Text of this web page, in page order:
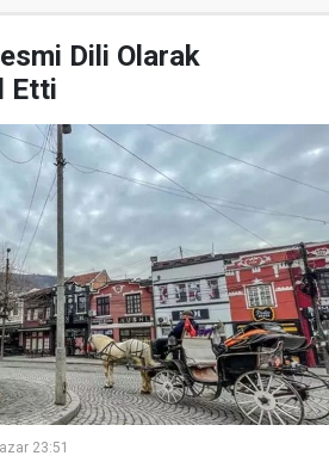
Dili Olarak
Etti
23:51